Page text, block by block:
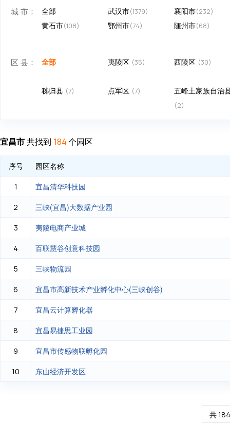
城 市： 全部 武汉市(1379) 襄阳市(232)
黄石市(108) 鄂州市(74) 随州市(68)
区 县： 全部 夷陵区 (35) 西陵区 (30)
秭归县 (7) 点军区 (7) 五峰土家族自治
(2)
宜昌市共找到 184个园区
序号 园区名称
1 宜昌清华科技园
2 三峡(宜昌)大数据产业园
3 夷陵电商产业城
4 百联慧谷创意科技园
5 三峡物流园
6 宜昌市高新技术产业孵化中心(三峡创谷)
7 宜昌云计算孵化器
8 宜昌易捷思工业园
9 宜昌市传感物联孵化园
10 东山经济开发区
共